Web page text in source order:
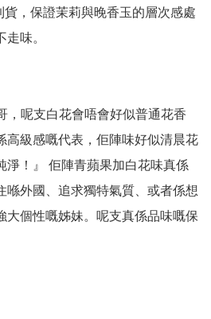
貨，保證茉莉與晚香玉的層次感處
味。
，呢支白花會唔會好似普通花香
高級感嘅代表，佢陣味好似清晨花
淨！』 佢陣青蘋果加白花味真係
喺外國、追求獨特氣質、或者係想
大個性嘅姊妹。呢支真係品味嘅保